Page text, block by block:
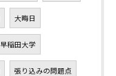
大晦日
早稲田大学
張り込みの問題点